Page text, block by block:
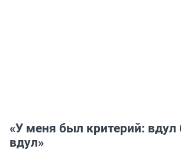
«У меня был критерий: вдул
вдул»